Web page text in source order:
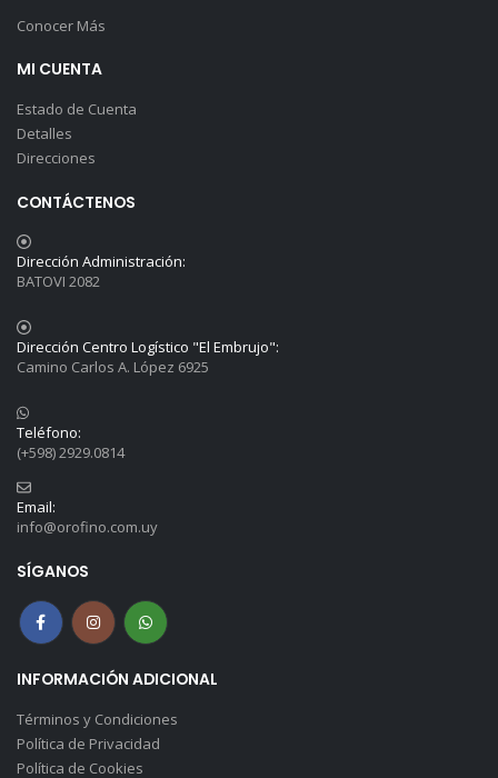
Conocer Más
MI CUENTA
Estado de Cuenta
Detalles
Direcciones
CONTÁCTENOS
Dirección Administración:
BATOVI 2082
Dirección Centro Logístico "El Embrujo":
Camino Carlos A. López 6925
Teléfono:
(+598) 2929.0814
Email:
info@orofino.com.uy
SÍGANOS
INFORMACIÓN ADICIONAL
Términos y Condiciones
Política de Privacidad
Política de Cookies